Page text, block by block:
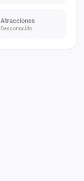
Atracciones
Desconocido